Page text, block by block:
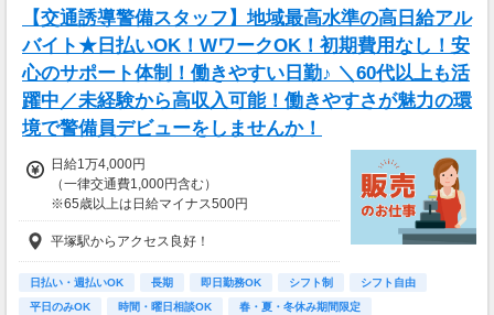
【交通誘導警備スタッフ】地域最高水準の高日給アル
バイト★日払いOK！WワークOK！初期費用なし！安
心のサポート体制！働きやすい日勤♪ ＼60代以上も活
躍中／未経験から高収入可能！働きやすさが魅力の環
境で警備員デビューをしませんか！
日給1万4,000円
（一律交通費1,000円含む）
※65歳以上は日給マイナス500円
※70歳以上は日給マイナス2,000円
---
■交通誘導2級以上の資格をお持ちの方は
日給1万4,000円
平塚駅からアクセス良好！
日払い・週払いOK 長期 即日勤務OK シフト制
シフト自由
平日のみOK
時間・曜日相談OK
春・夏・冬休み期間限定